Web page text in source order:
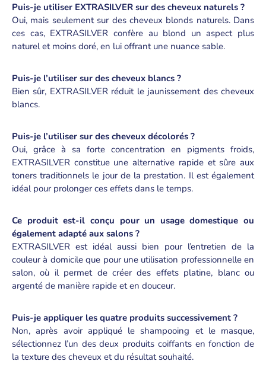
Puis-je utiliser EXTRASILVER sur des cheveux naturels ?
Oui, mais seulement sur des cheveux blonds naturels. Dans
ces cas, EXTRASILVER confère au blond un aspect plus
naturel et moins doré, en lui offrant une nuance sable.
Puis-je l’utiliser sur des cheveux blancs ?
Bien sûr, EXTRASILVER réduit le jaunissement des cheveux
blancs.
Puis-je l’utiliser sur des cheveux décolorés ?
Oui, grâce à sa forte concentration en pigments froids,
EXTRASILVER constitue une alternative rapide et sûre aux
toners traditionnels le jour de la prestation. Il est également
idéal pour prolonger ces effets dans le temps.
Ce produit est-il conçu pour un usage domestique ou
également adapté aux salons ?
EXTRASILVER est idéal aussi bien pour l’entretien de la
couleur à domicile que pour une utilisation professionnelle en
salon, où il permet de créer des effets platine, blanc ou
argenté de manière rapide et en douceur.
Puis-je appliquer les quatre produits successivement ?
Non, après avoir appliqué le shampooing et le masque,
sélectionnez l’un des deux produits coiffants en fonction de
la texture des cheveux et du résultat souhaité.